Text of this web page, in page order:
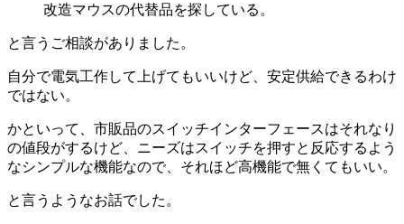
改造マウスの代替品を探している。
と言うご相談がありました。
自分で電気工作して上げてもいいけど、安定供給できるわけ
ではない。
かといって、市販品のスイッチインターフェースはそれなり
の値段がするけど、ニーズはスイッチを押すと反応するよう
なシンプルな機能なので、それほど高機能で無くてもいい。
と言うようなお話でした。